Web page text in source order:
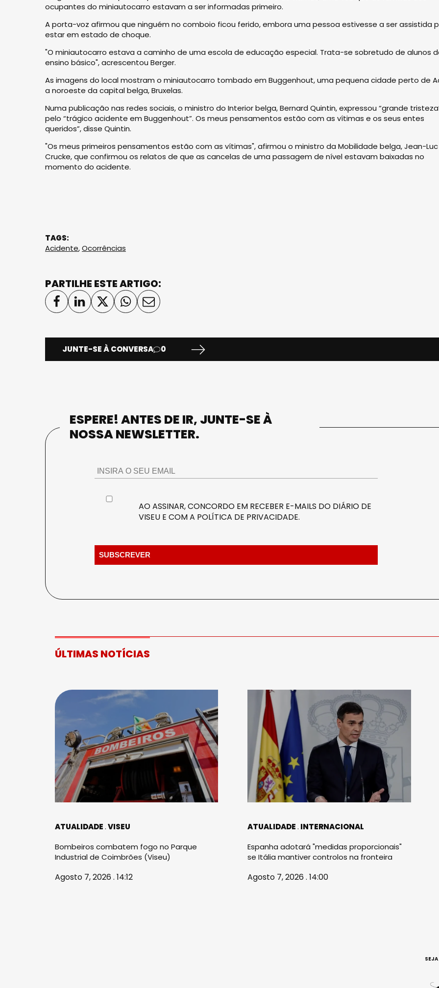
ocupantes do miniautocarro estavam a ser informadas primeiro.
A porta-voz afirmou que ninguém no comboio ficou ferido, embora uma pessoa estivesse a ser assistida
estar em estado de choque.
"O miniautocarro estava a caminho de uma escola de educação especial. Trata-se sobretudo de alunos
ensino básico", acrescentou Berger.
As imagens do local mostram o miniautocarro tombado em Buggenhout, uma pequena cidade perto de
a noroeste da capital belga, Bruxelas.
Numa publicação nas redes sociais, o ministro do Interior belga, Bernard Quintin, expressou “grande
pelo “trágico acidente em Buggenhout”. Os meus pensamentos estão com as vítimas e os seus entes
queridos”, disse Quintin.
"Os meus primeiros pensamentos estão com as vítimas", afirmou o ministro da Mobilidade belga, Jean-Luc
Crucke, que confirmou os relatos de que as cancelas de uma passagem de nível estavam baixadas no
momento do acidente.
TAGS:
Acidente,Ocorrências
PARTILHE ESTE ARTIGO:
JUNTE-SE À CONVERSA 0
ESPERE! ANTES DE IR, JUNTE-SE À
NOSSA NEWSLETTER.
AO ASSINAR, CONCORDO EM RECEBER E-MAILS DO DIÁRIO DE
VISEU E COM A POLÍTICA DE PRIVACIDADE.
ÚLTIMAS NOTÍCIAS
ATUALIDADE VISEU
Bombeiros combatem fogo no Parque
Industrial de Coimbrões (Viseu)
Agosto 7, 2026 . 14:12
ATUALIDADE INTERNACIONAL
Espanha adotará "medidas proporcionais"
se Itália mantiver controlos na fronteira
Agosto 7, 2026 . 14:00